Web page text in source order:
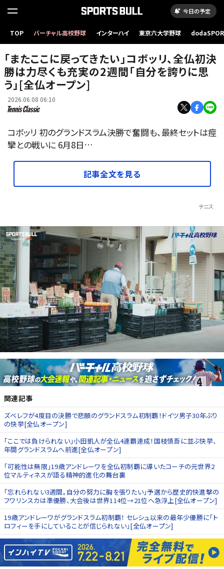
今日の予定
TOP バーチャル高校野球 インターハイ 東京六大学野球
「またここに戻ってきたい」コボッリ、全仏初決
勝は力尽くも充実の2週間「自分を誇りに思
う」[全仏オープン]
2026.06.08 06:10
コボッリ 初のグランドスラム決勝で奮闘も、最終セットは痙
攣との戦いに 6月8日…
記事全文を見る
テニス
関連記事
ズベレフが4度目の決勝で悲願のグランドスラム初制覇！ドイツ男子30年ぶり
の快挙[全仏オープン]
「ここでは負けられない」小田凱人が全仏4連覇達成！国枝慎吾に並ぶ快挙、
年間グランドスラムへ前進[全仏オープン]
「可能性は無限」19歳アンドレーワを全仏初制覇に導いたコーチの元世界2
位マルティネスが語る精神的進化の舞台裏
「忘れられない3週間。自分の努力に胸を張りたい」予選から歴史的快進撃の
フワリンスカは準優勝、大会後は世界114位→21位へ急浮上[全仏オープン]
19歳アンドレーワがグランドスラム初制覇！ セレシュ以来の最年少優勝に「ト
ロフィーを手にしていることが信じられない」[全仏オープン]